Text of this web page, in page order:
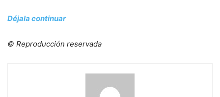
Déjala continuar
© Reproducción reservada